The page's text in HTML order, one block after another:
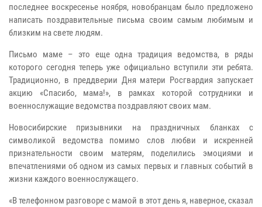
последнее воскресенье ноября, новобранцам было предложено
написать поздравительные письма своим самым любимым и
близким на свете людям.
Письмо маме – это еще одна традиция ведомства, в ряды
которого сегодня теперь уже официально вступили эти ребята.
Традиционно, в преддверии Дня матери Росгвардия запускает
акцию «Спасибо, мама!», в рамках которой сотрудники и
военнослужащие ведомства поздравляют своих мам.
Новосибирские призывники на праздничных бланках с
символикой ведомства помимо слов любви и искренней
признательности своим матерям, поделились эмоциями и
впечатлениями об одном из самых первых и главных событий в
жизни каждого военнослужащего.
«В телефонном разговоре с мамой в этот день я, наверное, сказал